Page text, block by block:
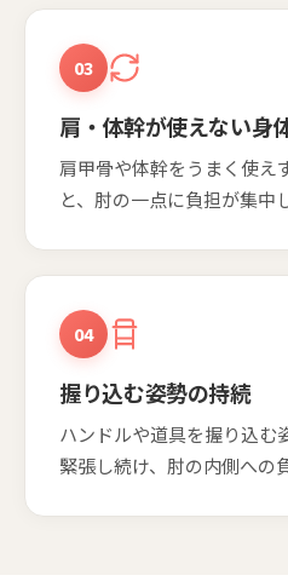
03
肩・体幹が使えない身
肩甲骨や体幹をうまく使え
と、肘の一点に負担が集中
04
握り込む姿勢の持続
ハンドルや道具を握り込む
緊張し続け、肘の内側への